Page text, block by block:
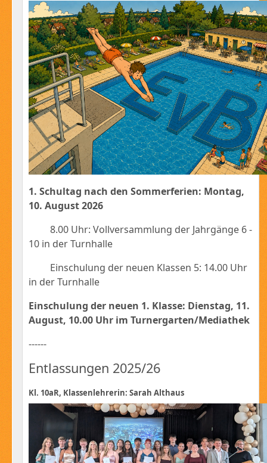
1. Schultag nach den Sommerferien: Montag,
10. August 2026
8.00 Uhr: Vollversammlung der Jahrgänge 6 -
10 in der Turnhalle
Einschulung der neuen Klassen 5: 14.00 Uhr
in der Turnhalle
Einschulung der neuen 1. Klasse: Dienstag, 11.
August, 10.00 Uhr im Turnergarten/Mediathek
------
Entlassungen 2025/26
Kl. 10aR, Klassenlehrerin: Sarah Althaus